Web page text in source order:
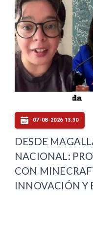
07-08-2026 13:30
DESDE
NACIONAL:
CON
INNOVACIÓN Y